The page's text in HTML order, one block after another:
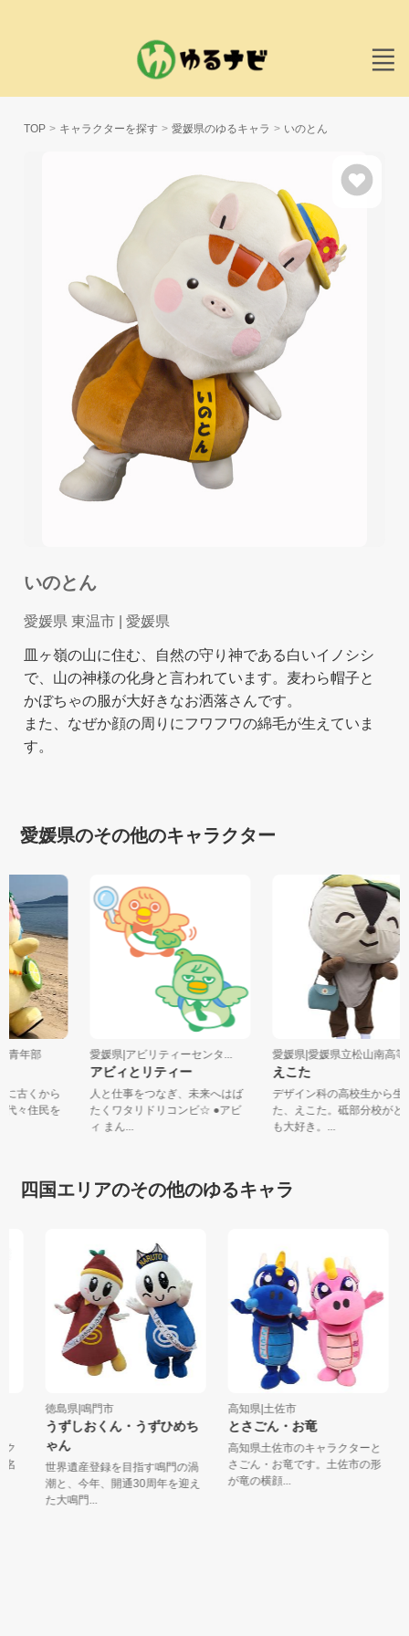
TOP キャラクターを探す 愛媛県のゆるキャラ いのとん
いのとん
愛媛県 東温市 | 愛媛県
皿ヶ嶺の山に住む、自然の守り神である白いイノシシ
で、山の神様の化身と言われています。麦わら帽子と
かぼちゃの服が大好きなお洒落さんです。
また、なぜか顔の周りにフワフワの綿毛が生えていま
す。
愛媛県のその他のキャラクター
会青年部
に古くから
代々住民を
愛媛県|アビリティーセンタ...
アビィとリティー
人と仕事をつなぎ、未来へはば
たくワタリドリコンビ☆ ●アビ
ィ まん...
愛媛県|愛媛県立松山南高
えこた
デザイン科の高校生から
た、えこた。砥部分校が
も大好き。...
四国エリアのその他のゆるキャラ
徳島県|鳴門市
うずしおくん・うずひめち
ゃん
世界遺産登録を目指す鳴門の渦
潮と、今年、開通30周年を迎え
た大鳴門...
高知県|土佐市
とさごん・お竜
高知県土佐市のキャラクターと
さごん・お竜です。土佐市の形
が竜の横顔...